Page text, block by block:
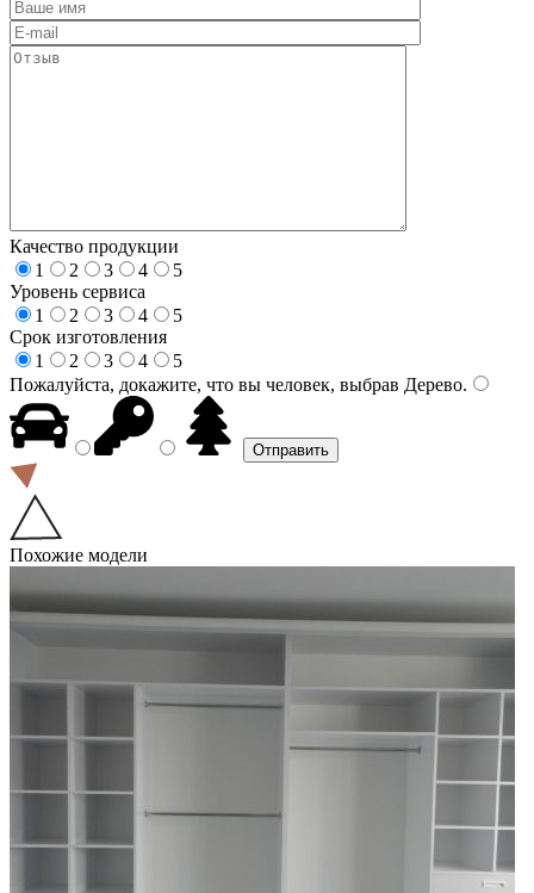
Качество продукции
1
2 3 4
5
Уровень сервиса
1
2 3 4
5
Срок изготовления
1
2 3 4
5
Пожалуйста, докажите, что вы человек, выбрав Дерево.
Похожие модели